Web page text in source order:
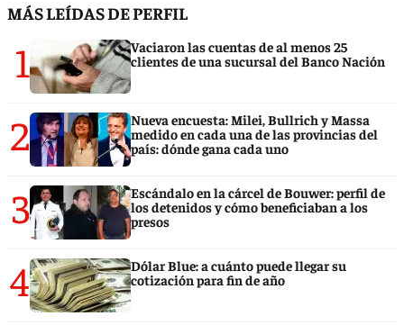
MÁS LEÍDAS DE PERFIL
1
Vaciaron las cuentas de al menos 25
clientes de una sucursal del Banco Nación
2
Nueva encuesta: Milei, Bullrich y Massa
medido en cada una de las provincias del
país: dónde gana cada uno
3
Escándalo en la cárcel de Bouwer: perfil de
los detenidos y cómo beneficiaban a los
presos
4
Dólar Blue: a cuánto puede llegar su
cotización para fin de año